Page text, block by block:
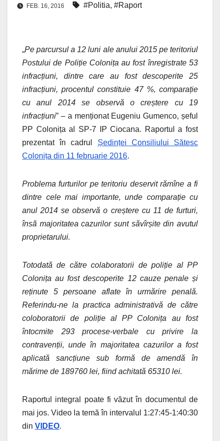
FEB. 16, 2016 #Politia, #Raport
„Pe parcursul a 12 luni ale anului 2015 pe teritoriul
Postului de Poliție Colonița au fost înregistrate 53
infracțiuni, dintre care au fost descoperite 25
infracțiuni, procentul constituie 47 %, comparație
cu anul 2014 se observă o creștere cu 19
infracțiuni” – a menționat Eugeniu Gumenco, șeful
PP Colonița al SP-7 IP Ciocana. Raportul a fost
prezentat în cadrul Ședinței Consiliului Sătesc
Colonița din 11 februarie 2016.
Problema furturilor pe teritoriu deservit rămîne a fi
dintre cele mai importante, unde comparație cu
anul 2014 se observă o creștere cu 11 de furturi,
însã majoritatea cazurilor sunt săvîrșite din avutul
proprietarului.
Totodată de către colaboratorii de poliție al PP
Colonița au fost descoperite 12 cauze penale și
reținute 5 persoane aflate în urmărire penală.
Referindu-ne la practica administrativă de către
coloboratorii de poliție al PP Colonița au fost
întocmite 293 procese-verbale cu privire la
contravenții, unde în majoritatea cazurilor a fost
aplicată sancțiune sub formă de amendă în
mărime de 189760 lei, fiind achitată 65310 lei.
Raportul integral poate fi văzut în documentul de
mai jos. Video la temă în intervalul 1:27:45-1:40:30
din VIDEO.